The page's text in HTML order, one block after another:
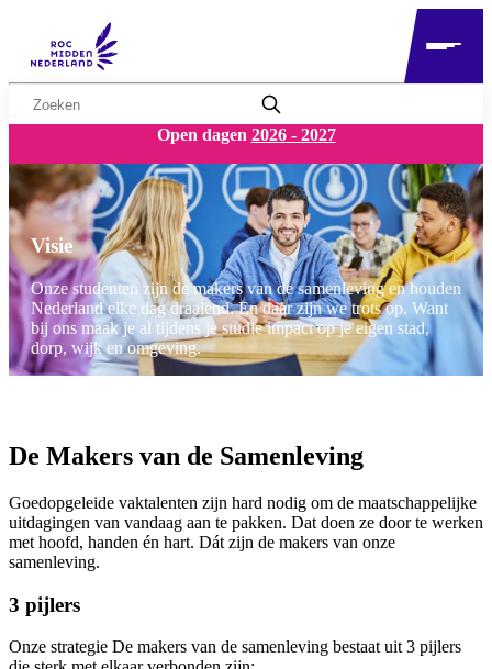
Zoekwoord
Open dagen 2026 - 2027
Visie
Onze studenten zijn de makers van de samenleving en houden
Nederland elke dag draaiend. En daar zijn we trots op. Want
bij ons maak je al tijdens je studie impact op je eigen stad,
dorp, wijk en omgeving.
De Makers van de Samenleving
Goedopgeleide vaktalenten zijn hard nodig om de maatschappelijke
uitdagingen van vandaag aan te pakken. Dat doen ze door te werken
met hoofd, handen én hart. Dát zijn de makers van onze
samenleving.
3 pijlers
Onze strategie De makers van de samenleving bestaat uit 3 pijlers